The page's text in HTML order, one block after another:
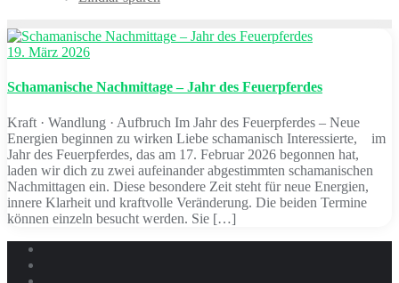
19. März 2026
Schamanische Nachmittage – Jahr des Feuerpferdes
Kraft · Wandlung · Aufbruch Im Jahr des Feuerpferdes – Neue
Energien beginnen zu wirken Liebe schamanisch Interessierte, im
Jahr des Feuerpferdes, das am 17. Februar 2026 begonnen hat,
laden wir dich zu zwei aufeinander abgestimmten schamanischen
Nachmittagen ein. Diese besondere Zeit steht für neue Energien,
innere Klarheit und kraftvolle Veränderung. Die beiden Termine
können einzeln besucht werden. Sie […]